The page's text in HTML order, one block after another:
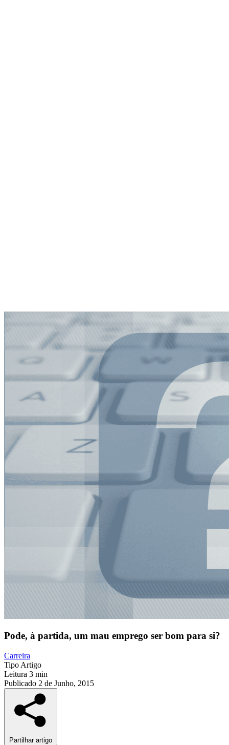
Pode, à partida, um mau emprego ser bom para si?
Carreira
Tipo Artigo
Leitura 3 min
Publicado 2 de Junho, 2015
Partilhar artigo